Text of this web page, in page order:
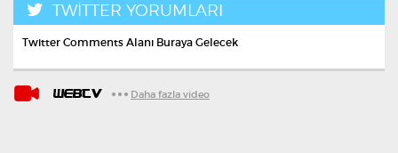
TWİTTER YORUMLARI
Twitter Comments Alanı Buraya Gelecek
WEBTV Daha fazla video